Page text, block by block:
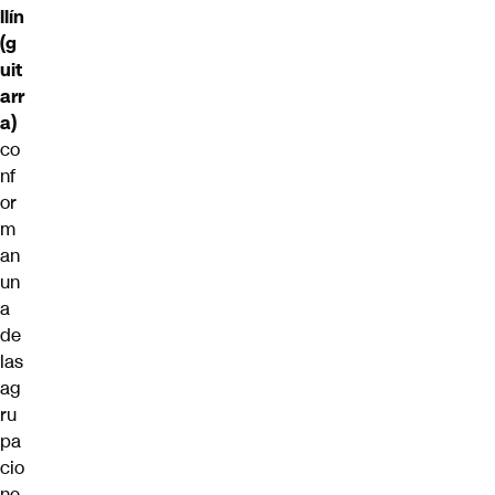
llín
(g
uit
arr
a)
co
nf
or
m
an
un
a
de
las
ag
ru
pa
cio